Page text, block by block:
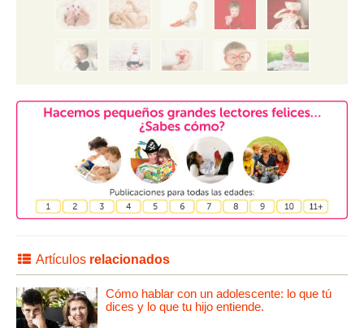
Artículos relacionados
Cómo hablar con un adolescente: lo que tú
dices y lo que tu hijo entiende.